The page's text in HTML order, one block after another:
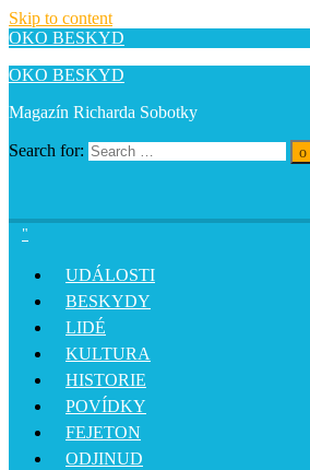
Skip to content
OKO BESKYD
OKO BESKYD
Magazín Richarda Sobotky
Search for:
UDÁLOSTI
BESKYDY
LIDÉ
KULTURA
HISTORIE
POVÍDKY
FEJETON
ODJINUD